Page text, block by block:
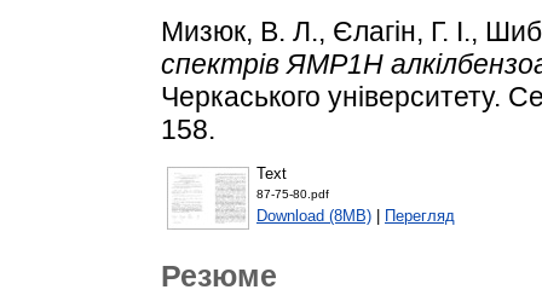
Мизюк, В. Л., Єлагін, Г. І.,
спектрів ЯМР1Н
Черкаського університету.
158.
Text
87-75-80.pdf
Download (8MB) Перегляд
Резюме